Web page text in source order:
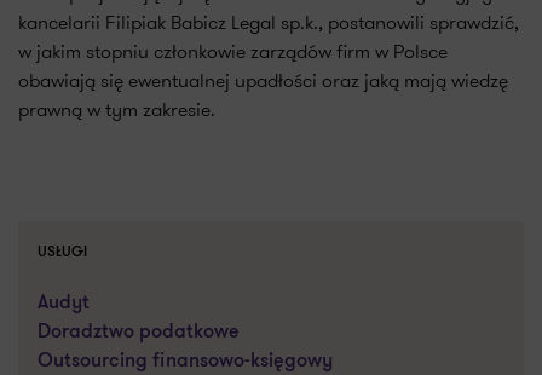
kancelarii Filipiak Babicz Legal sp.k., postanowili sprawdzić,
w jakim stopniu członkowie zarządów firm w Polsce
obawiają się ewentualnej upadłości oraz jaką mają wiedzę
prawną w tym zakresie.
USŁUGI
Audyt
Doradztwo podatkowe
Outsourcing finansowo-księgowy